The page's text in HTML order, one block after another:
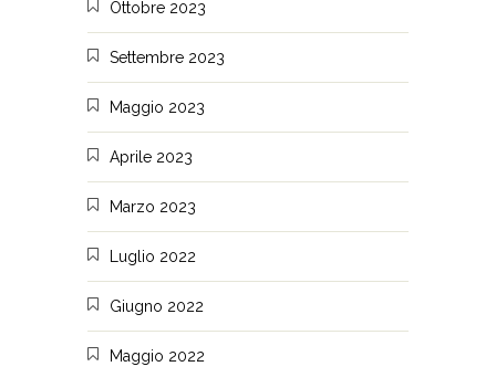
Ottobre 2023
Settembre 2023
Maggio 2023
Aprile 2023
Marzo 2023
Luglio 2022
Giugno 2022
Maggio 2022